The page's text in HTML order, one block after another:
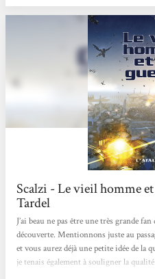
commence donc comme un petit
Scalzi - Le vieil homme
Tardel
J’ai beau ne pas être une très grande
découverte. Mentionnons juste au
et vous aurez déjà une petite idée de la
je tenais également à souligner la